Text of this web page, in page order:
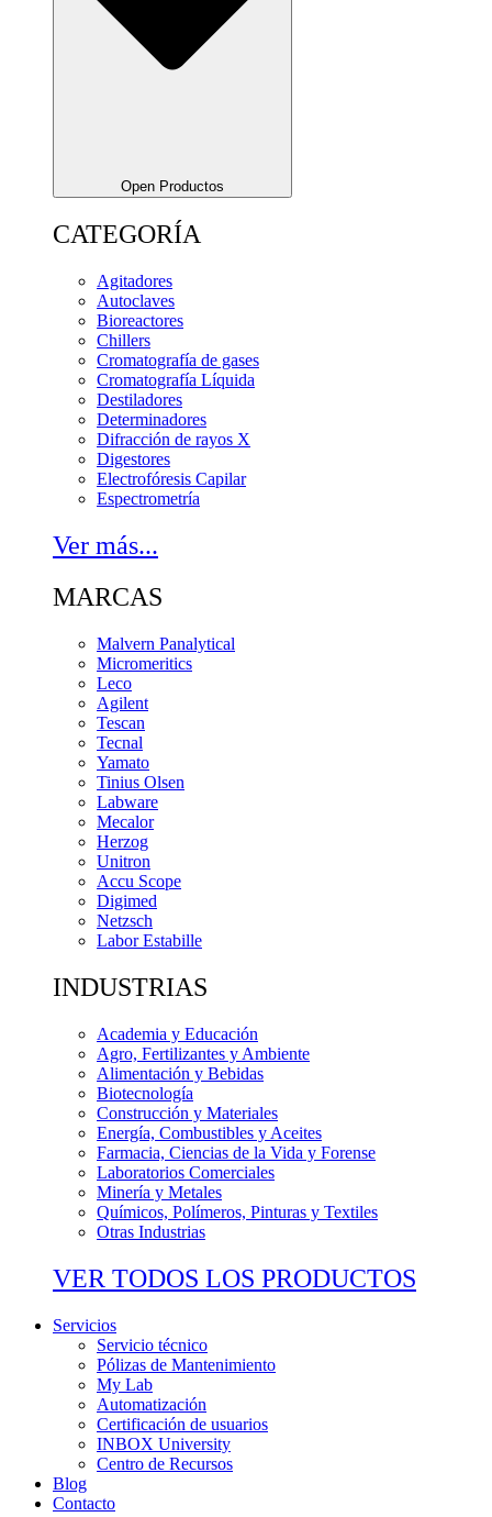
Open Productos
CATEGORÍA
Agitadores
Autoclaves
Bioreactores
Chillers
Cromatografía de gases
Cromatografía Líquida
Destiladores
Determinadores
Difracción de rayos X
Digestores
Electrofóresis Capilar
Espectrometría
Ver más...
MARCAS
Malvern Panalytical
Micromeritics
Leco
Agilent
Tescan
Tecnal
Yamato
Tinius Olsen
Labware
Mecalor
Herzog
Unitron
Accu Scope
Digimed
Netzsch
Labor Estabille
INDUSTRIAS
Academia y Educación
Agro, Fertilizantes y Ambiente
Alimentación y Bebidas
Biotecnología
Construcción y Materiales
Energía, Combustibles y Aceites
Farmacia, Ciencias de la Vida y Forense
Laboratorios Comerciales
Minería y Metales
Químicos, Polímeros, Pinturas y Textiles
Otras Industrias
VER TODOS LOS PRODUCTOS
Servicios
Servicio técnico
Pólizas de Mantenimiento
My Lab
Automatización
Certificación de usuarios
INBOX University
Centro de Recursos
Blog
Contacto